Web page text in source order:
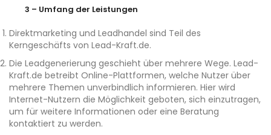
3 – Umfang der Leistungen
Direktmarketing und Leadhandel sind Teil des
Kerngeschäfts von Lead-Kraft.de.
Die Leadgenerierung geschieht über mehrere Wege. Lead-
Kraft.de betreibt Online-Plattformen, welche Nutzer über
mehrere Themen unverbindlich informieren. Hier wird
Internet-Nutzern die Möglichkeit geboten, sich einzutragen,
um für weitere Informationen oder eine Beratung
kontaktiert zu werden.